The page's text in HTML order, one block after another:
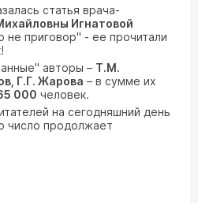
статья врача-
Игнатовой
не приговор" - ее прочитали
авторы – Т.М.
Г.Г. Жарова – в сумме их
000 человек.
на сегодняшний день
число продолжает